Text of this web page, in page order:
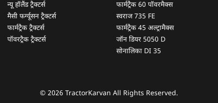
न्यू हॉलैंड ट्रैक्टर्स
मैसी फर्ग्यूसन ट्रैक्टर्स
फार्मट्रैक ट्रैक्टर्स
पॉवरट्रैक ट्रैक्टर्स
फार्मट्रैक 60 पॉवरमैक्स
स्वराज 735 FE
फार्मट्रैक 45 अल्ट्रामैक्स
जॉन डियर 5050 D
सोनालिका DI 35
© 2026 TractorKarvan All Rights Reserved.